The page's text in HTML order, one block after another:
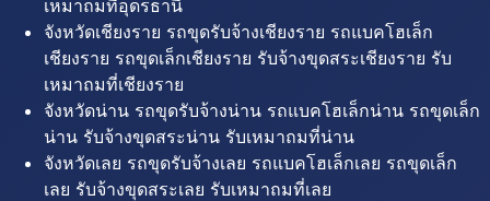
เหมาถมที่อุดรธานี
จังหวัดเชียงราย รถขุดรับจ้างเชียงราย รถแบคโฮเล็ก
เชียงราย รถขุดเล็กเชียงราย รับจ้างขุดสระเชียงราย รับ
เหมาถมที่เชียงราย
จังหวัดน่าน รถขุดรับจ้างน่าน รถแบคโฮเล็กน่าน รถขุดเล็ก
น่าน รับจ้างขุดสระน่าน รับเหมาถมที่น่าน
จังหวัดเลย รถขุดรับจ้างเลย รถแบคโฮเล็กเลย รถขุดเล็ก
เลย รับจ้างขุดสระเลย รับเหมาถมที่เลย